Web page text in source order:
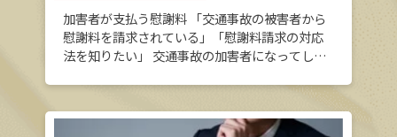
加害者が支払う慰謝料 「交通事故の被害者から
慰謝料を請求されている」「慰謝料請求の対応
法を知りたい」 交通事故の加害者になってしま
ページでは、「交通事故の被害者から慰謝料請
求され […]